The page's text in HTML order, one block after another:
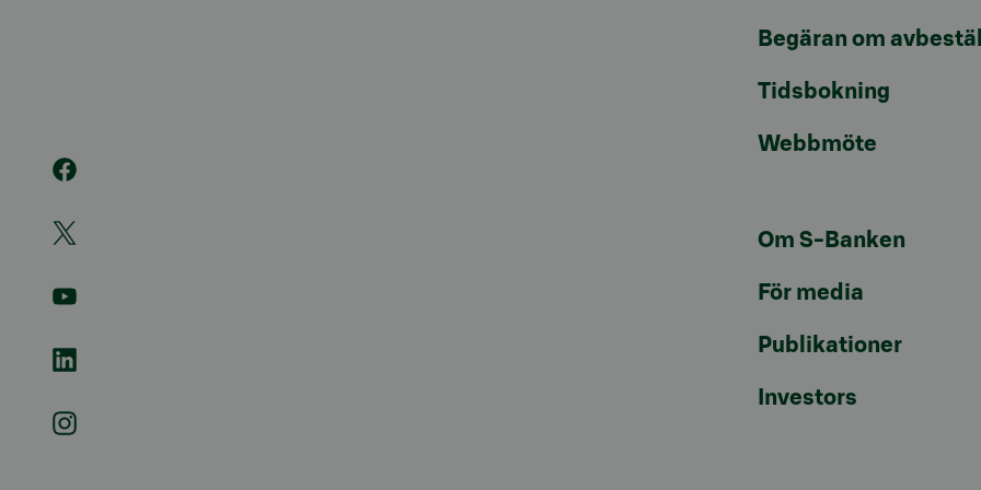
Begäran om
Tidsbokning
Webbmöte
Om S-Banken
För media
Publikationer
Investors